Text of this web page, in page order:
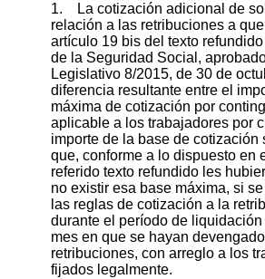
1. La cotización adicional de
relación a las retribuciones a
artículo 19 bis del texto
de la Seguridad Social,
Legislativo 8/2015, de 30 de
diferencia resultante entre el
máxima de cotización por
aplicable a los trabajadores por
importe de la base de cotización
que, conforme a lo dispuesto en
referido texto refundido les
no existir esa base máxima, si
las reglas de cotización a la
durante el período de liquidación
mes en que se hayan
retribuciones, con arreglo a los
fijados legalmente.